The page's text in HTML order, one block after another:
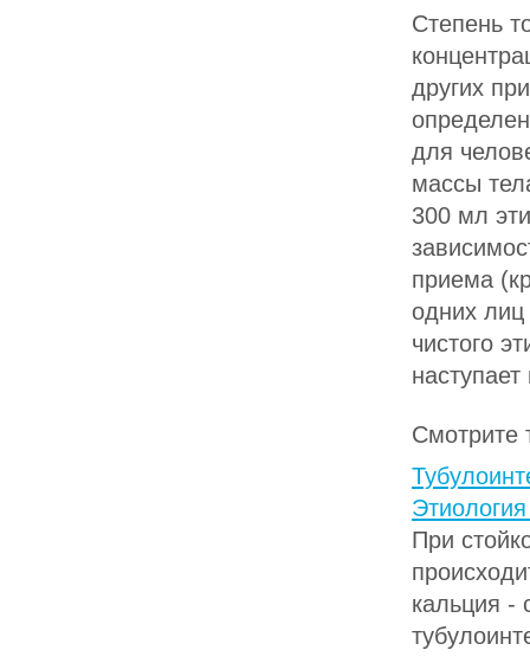
Степень
других
для
массы
300 мл
приема
одних
чистого
Смотрите
При
кальция -